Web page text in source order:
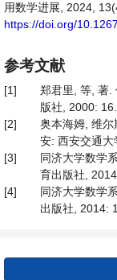
用数学进展, 2024,
https://doi.org/
参考文献
[1]
郑君里, 等, 著.
版社, 2000: 16.
[2]
奥本海姆, 维
安: 西安交通大
[3]
同济大学数学
育出版社,
[4]
同济大学数学
出版社, 2014: